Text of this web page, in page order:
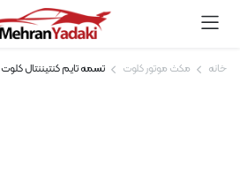
خانه مکث موتور کلوت تسمه تایم کنتیننتال کلوت